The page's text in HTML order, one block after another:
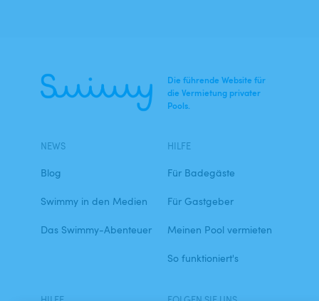
Die führende Website für
die Vermietung privater
Pools.
NEWS
Blog
Swimmy in den Medien
Das Swimmy-Abenteuer
HILFE
Für Badegäste
Für Gastgeber
Meinen Pool vermieten
So funktioniert's